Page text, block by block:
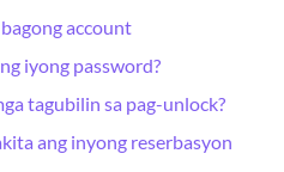
account
iyong password?
tagubilin sa pag-unlock?
ang inyong reserbasyon